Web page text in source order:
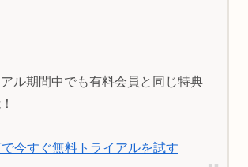
ル期間中でも有料会員と同じ特典
今すぐ無料トライアルを試す